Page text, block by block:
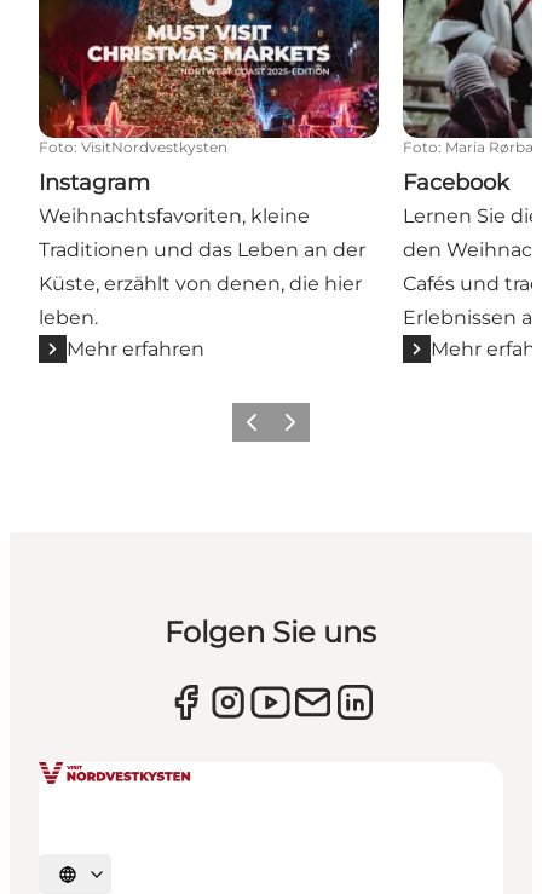
Foto: VisitNordvestkysten
Instagram
Weihnachtsfavoriten, kleine
Traditionen und das Leben an der
Küste, erzählt von denen, die hier
leben.
Mehr erfahren
Foto: Maria
Facebook
Lernen Sie
den
Cafés und
Erlebnissen
Mehr
ZurückWeiter
Folgen Sie uns
Sprache auswählen